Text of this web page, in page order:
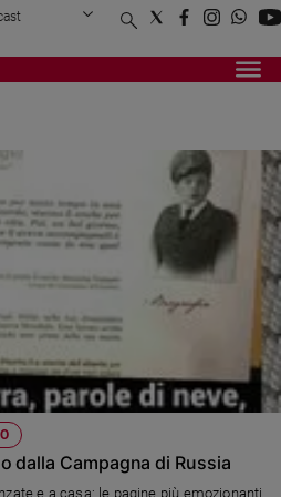
dalla Campagna di Russia
e a casa: le pagine più emozionanti